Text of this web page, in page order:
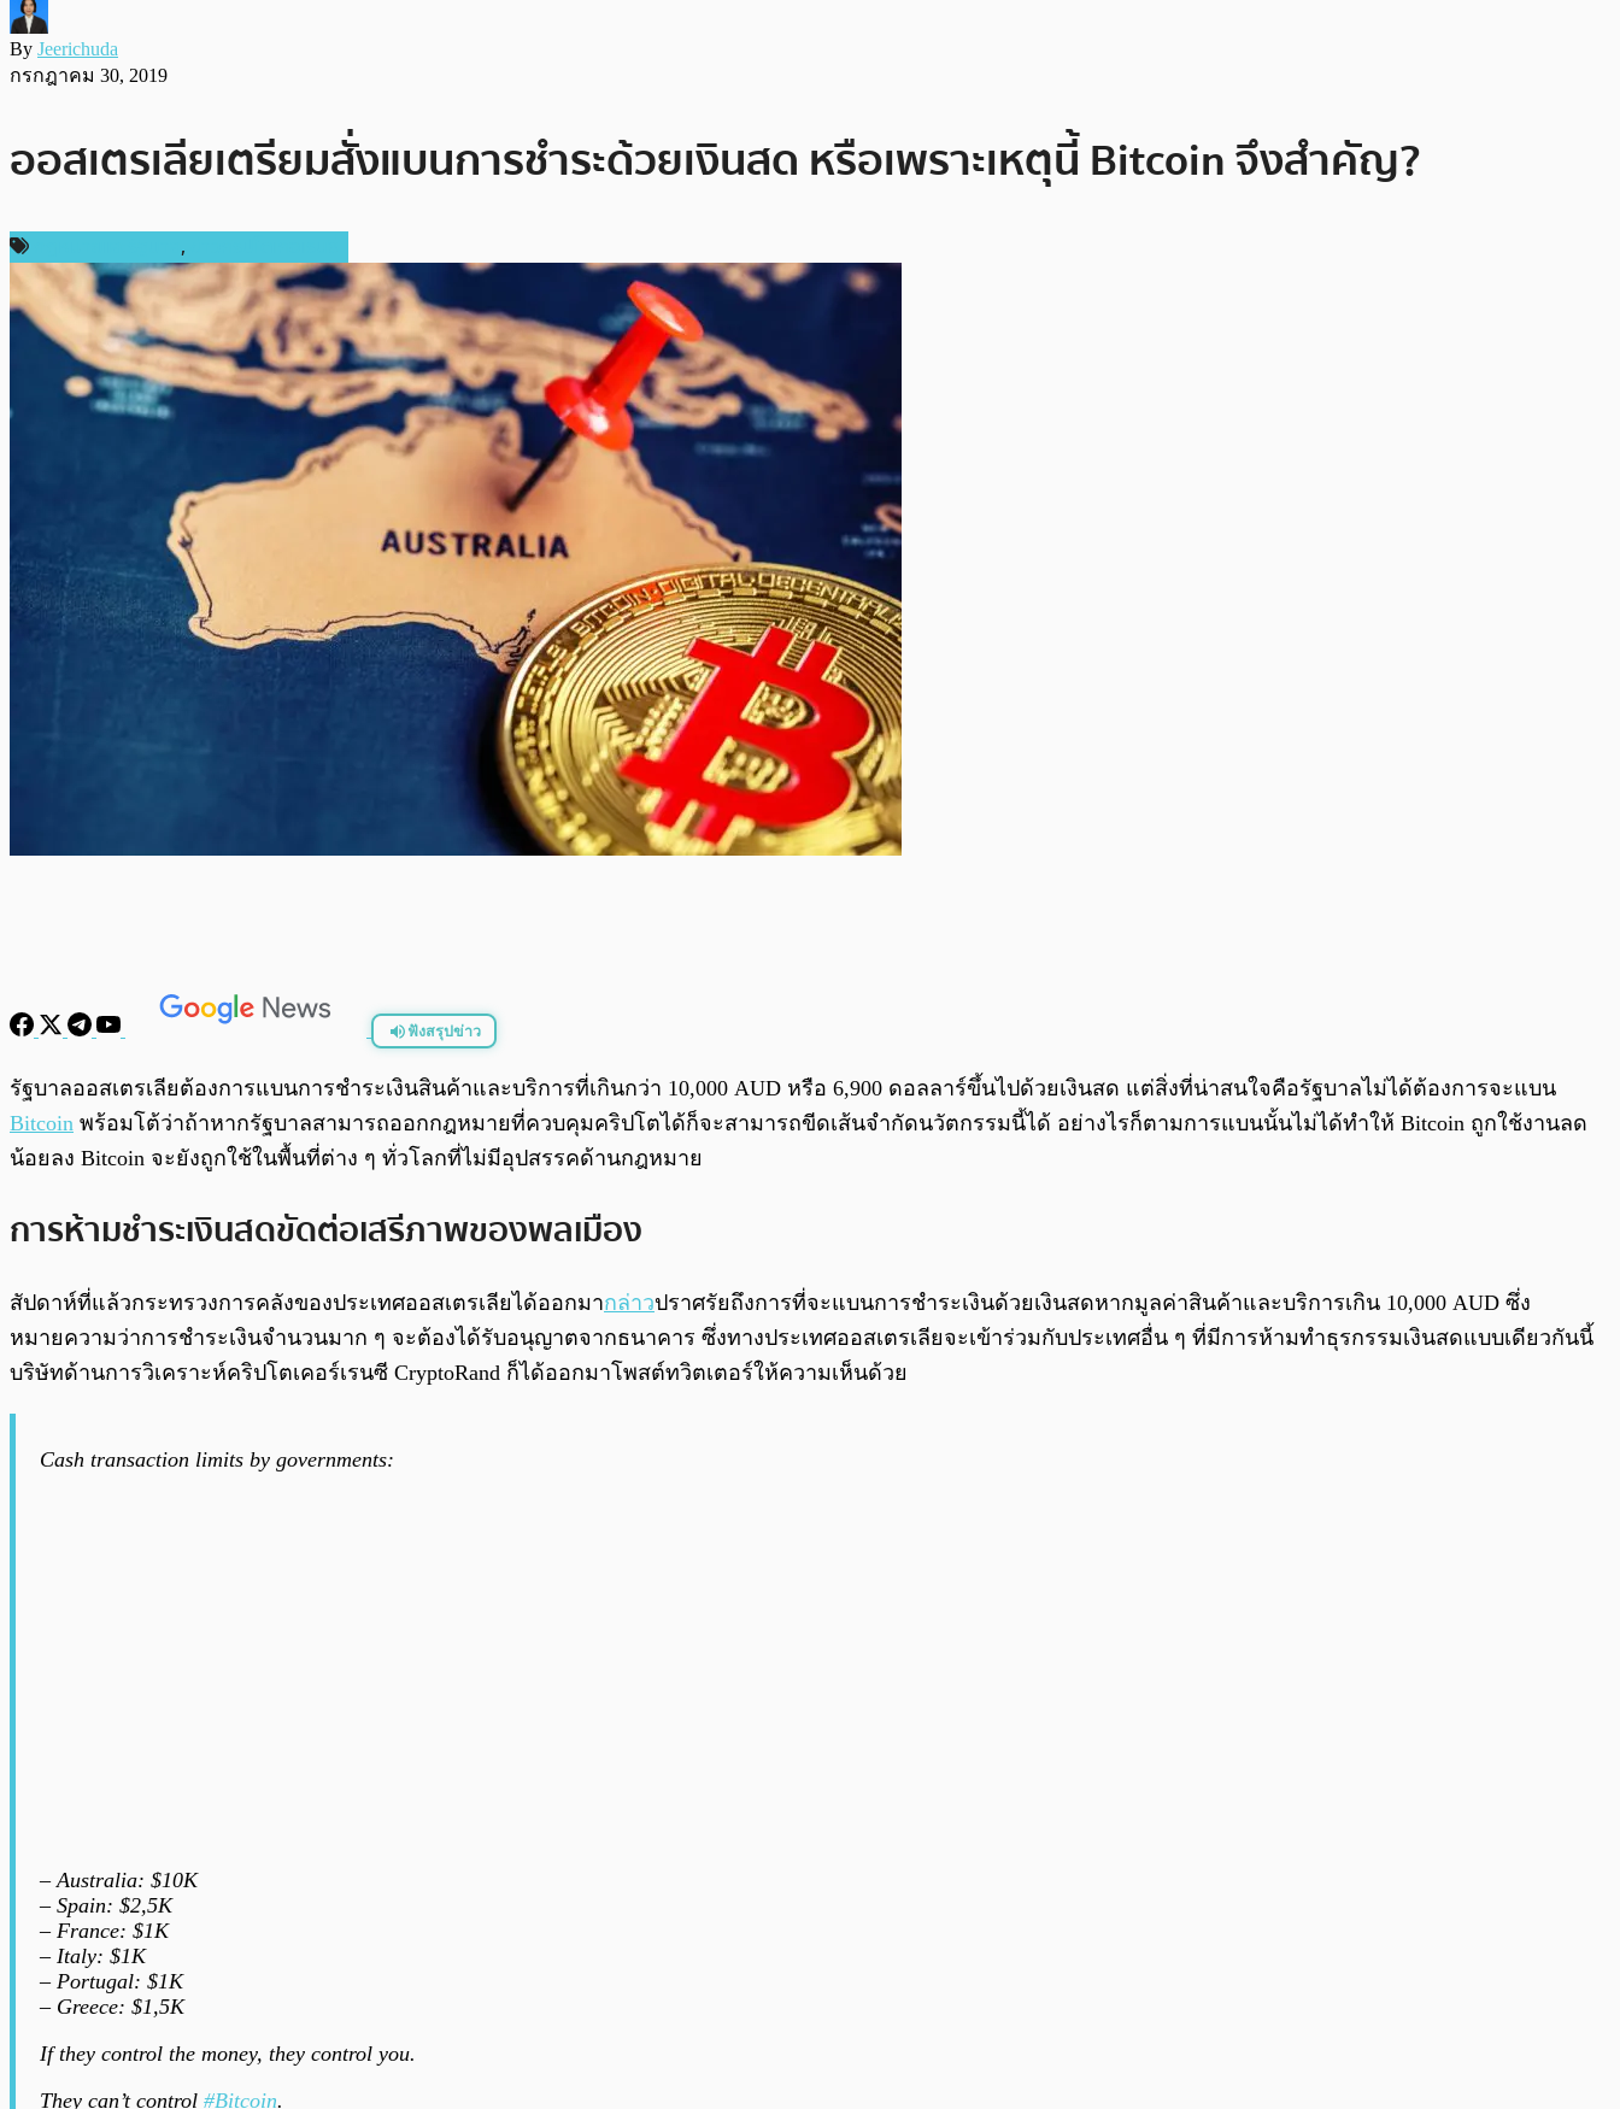
By Jeerichuda
กรกฎาคม 30, 2019
ออสเตรเลียเตรียมสั่งแบนการชำระด้วยเงินสด หรือเพราะเหตุนี้ Bitcoin จึงสำคัญ?
,
ฟังสรุปข่าว
พร้อมเล่น
รัฐบาลออสเตรเลียต้องการแบนการชำระเงินสินค้าและบริการที่เกินกว่า 10,000 AUD หรือ 6,900 ดอลลาร์ขึ้นไปด้วยเงินสด แต่สิ่งที่น่าสนใจคือรัฐบาลไม่ได้ต้องการจะแบน
Bitcoin พร้อมโต้ว่าถ้าหากรัฐบาลสามารถออกกฎหมายที่ควบคุมคริปโตได้ก็จะสามารถขีดเส้นจำกัดนวัตกรรมนี้ได้ อย่างไรก็ตามการแบนนั้นไม่ได้ทำให้ Bitcoin ถูกใช้งานลด
น้อยลง Bitcoin จะยังถูกใช้ในพื้นที่ต่าง ๆ ทั่วโลกที่ไม่มีอุปสรรคด้านกฎหมาย
การห้ามชำระเงินสดขัดต่อเสรีภาพของพลเมือง
สัปดาห์ที่แล้วกระทรวงการคลังของประเทศออสเตรเลียได้ออกมากล่าวปราศรัยถึงการที่จะแบนการชำระเงินด้วยเงินสดหากมูลค่าสินค้าและบริการเกิน 10,000 AUD ซึ่ง
หมายความว่าการชำระเงินจำนวนมาก ๆ จะต้องได้รับอนุญาตจากธนาคาร ซึ่งทางประเทศออสเตรเลียจะเข้าร่วมกับประเทศอื่น ๆ ที่มีการห้ามทำธุรกรรมเงินสดแบบเดียวกันนี้
บริษัทด้านการวิเคราะห์คริปโตเคอร์เรนซี CryptoRand ก็ได้ออกมาโพสต์ทวิตเตอร์ให้ความเห็นด้วย
Cash transaction limits by governments:
– Australia: $10K
– Spain: $2,5K
– France: $1K
– Italy: $1K
– Portugal: $1K
– Greece: $1,5K
If they control the money, they control you.
They can’t control #Bitcoin.